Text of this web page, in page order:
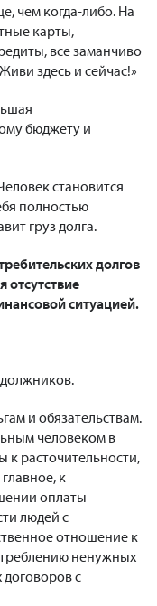
чем когда-либо. На
карты,
все заманчиво
здесь и сейчас!»
бюджету и
становится
полностью
груз долга.
долгов
отсутствие
ситуацией.
и обязательствам.
человеком в
к расточительности,
к
оплаты
людей с
отношение к
ненужных
с